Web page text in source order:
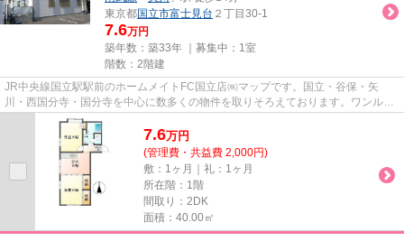
東京都国立市富士見台 ２丁目30-1
7.6万円
築年数：築33年 ｜募集中： 1室
階数：2階建
JR中央線国立駅駅前のホームメイトFC国立店㈱マップです。国立・谷保・矢
川・西国分寺・国分寺を中心に数多くの物件を取りそろえております。ワンルー
ムからファミリータイプまでお客...
7.6万円
(管理費・共益費 2,000円)
敷：1ヶ月｜礼：1ヶ月
所在階：1階
間取り：2DK
面積：40.00㎡